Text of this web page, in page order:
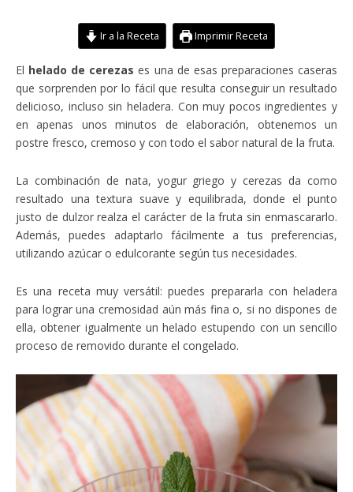
Ir a la Receta Imprimir Receta
El helado de cerezas es una de esas preparaciones caseras
que sorprenden por lo fácil que resulta conseguir un resultado
delicioso, incluso sin heladera. Con muy pocos ingredientes y
en apenas unos minutos de elaboración, obtenemos un
postre fresco, cremoso y con todo el sabor natural de la fruta.
La combinación de nata, yogur griego y cerezas da como
resultado una textura suave y equilibrada, donde el punto
justo de dulzor realza el carácter de la fruta sin enmascararlo.
Además, puedes adaptarlo fácilmente a tus preferencias,
utilizando azúcar o edulcorante según tus necesidades.
Es una receta muy versátil: puedes prepararla con heladera
para lograr una cremosidad aún más fina o, si no dispones de
ella, obtener igualmente un helado estupendo con un sencillo
proceso de removido durante el congelado.